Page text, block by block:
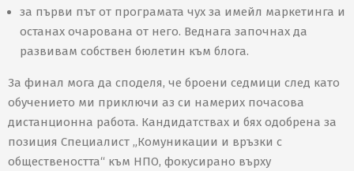
за първи път от програмата чух за имейл маркетинга и
останах очарована от него. Веднага започнах да
развивам собствен бюлетин към блога.
За финал мога да споделя, че броени седмици след като
обучението ми приключи аз си намерих почасова
дистанционна работа. Кандидатствах и бях одобрена за
позиция Специалист „Комуникации и връзки с
обществеността“ към НПО, фокусирано върху